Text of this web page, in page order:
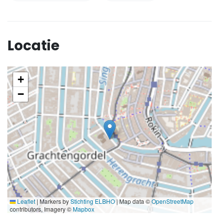
Locatie
+
−
Leaflet | Markers byStichting ELBHO| Map data ©OpenStreetMap
contributors, Imagery ©Mapbox